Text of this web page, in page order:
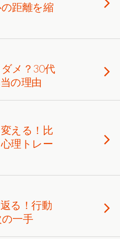
距離を縮
メ？30代
の理由
える！比
理トレー
る！行動
一手